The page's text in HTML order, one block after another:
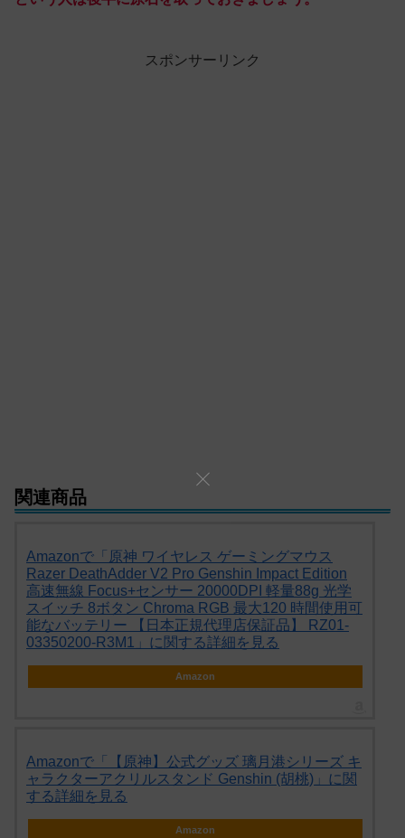
スポンサーリンク
関連商品
Amazonで「原神 ワイヤレス ゲーミングマウス
Razer DeathAdder V2 Pro Genshin Impact Edition
高速無線 Focus+センサー 20000DPI 軽量88g 光学
スイッチ 8ボタン Chroma RGB 最大120 時間使用可
能なバッテリー 【日本正規代理店保証品】 RZ01-
03350200-R3M1」に関する詳細を見る
Amazon
Amazonで「【原神】公式グッズ 璃月港シリーズ キ
ャラクターアクリルスタンド Genshin (胡桃)」に関
する詳細を見る
Amazon